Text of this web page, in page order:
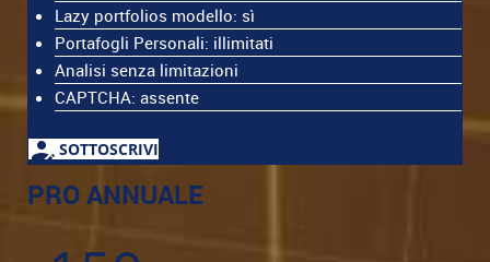
Lazy portfolios modello: sì
Portafogli Personali: illimitati
Analisi senza limitazioni
CAPTCHA: assente
SOTTOSCRIVI
PRO ANNUALE